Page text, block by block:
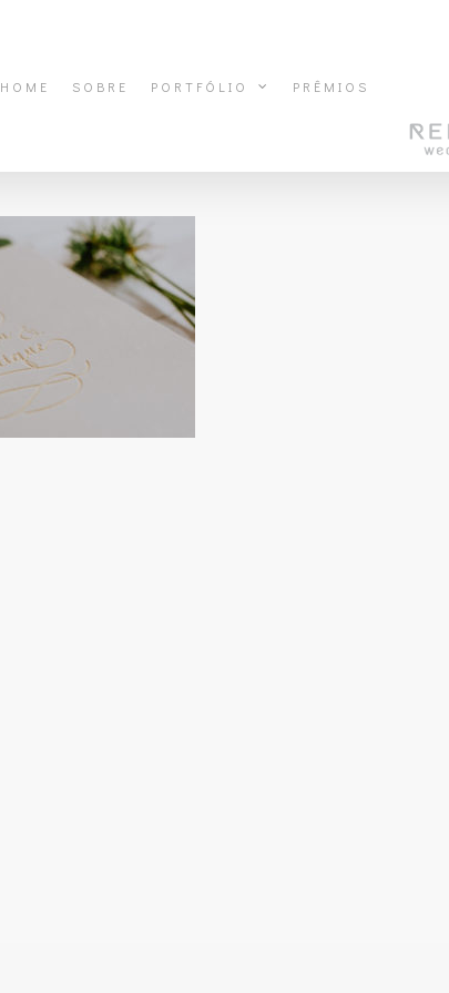
HOME SOBRE PORTFÓLIO PRÊMIOS